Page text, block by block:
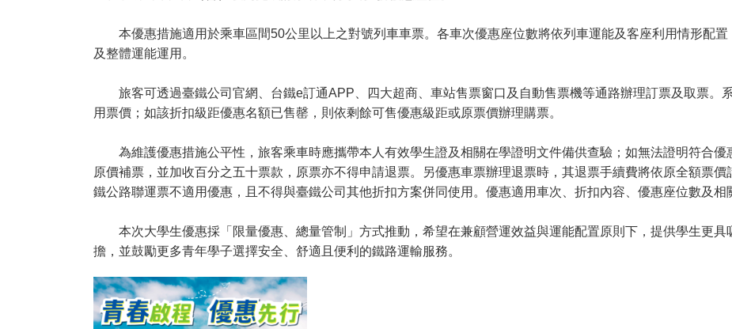
本優惠措施適用於乘車區間50公里以上之對號列車車票。各車次優惠座位數將依列車運能及客座利用情形配置
及整體運能運用。
旅客可透過臺鐵公司官網、台鐵e訂通APP、四大超商、車站售票窗口及自動售票機等通路辦理訂票及取票。
用票價；如該折扣級距優惠名額已售罄，則依剩餘可售優惠級距或原票價辦理購票。
為維護優惠措施公平性，旅客乘車時應攜帶本人有效學生證及相關在學證明文件備供查驗；如無法證明符合優
原價補票，並加收百分之五十票款，原票亦不得申請退票。另優惠車票辦理退票時，其退票手續費將依原全額票
鐵公路聯運票不適用優惠，且不得與臺鐵公司其他折扣方案併同使用。優惠適用車次、折扣內容、優惠座位數及相
本次大學生優惠採「限量優惠、總量管制」方式推動，希望在兼顧營運效益與運能配置原則下，提供學生更具
擔，並鼓勵更多青年學子選擇安全、舒適且便利的鐵路運輸服務。